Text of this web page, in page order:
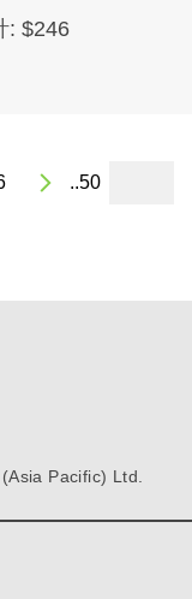
: $246
..50
Pacific) Ltd.